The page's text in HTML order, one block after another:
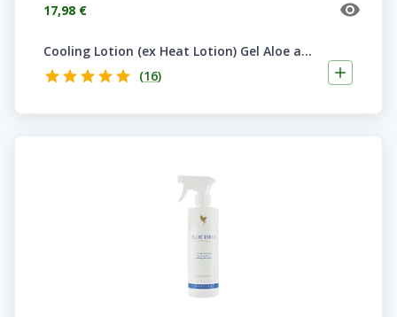
17,98 €
Cooling Lotion (ex Heat Lotion) Gel Aloe apaisant Forever
(16)